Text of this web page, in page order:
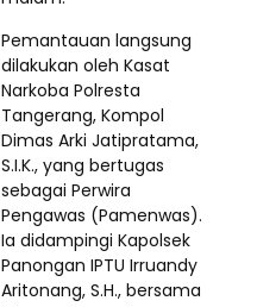
Pemantauan langsung
dilakukan oleh Kasat
Narkoba Polresta
Tangerang, Kompol
Dimas Arki Jatipratama,
S.I.K., yang bertugas
sebagai Perwira
Pengawas (Pamenwas).
Ia didampingi Kapolsek
Panongan IPTU Irruandy
Aritonang, S.H., bersama